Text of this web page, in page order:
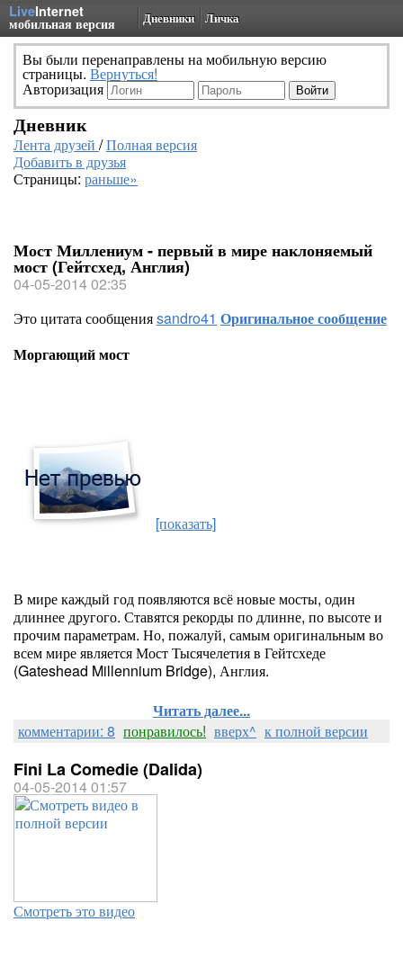
LiveInternet
мобильная версия Дневники Личка
Вы были перенаправлены на мобильную версию
страницы. Вернуться!
Авторизация
Дневник
Лента друзей /Полная версия
Добавить в друзья
Страницы: раньше»
Мост Миллениум - первый в мире наклоняемый
мост (Гейтсхед, Англия)
04-05-2014 02:35
Это цитата сообщенияsandro41 Оригинальное сообщение
Моргающий мост
[показать]
В мире каждый год появляются всё новые мосты, один
длиннее другого. Ставятся рекорды по длинне, по высоте и
прочим параметрам. Но, пожалуй, самым оригинальным во
всем мире является Мост Тысячелетия в Гейтсхеде
(Gateshead Millennium Bridge), Англия.
Читать далее...
комментарии: 8 понравилось! вверх^ к полной версии
Fini La Comedie (Dalida)
04-05-2014 01:57
Смотреть это видео